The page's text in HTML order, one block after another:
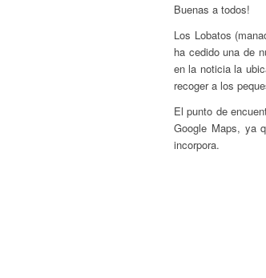
Buenas a todos!
Los Lobatos
ha cedido una de
en la noticia la
recoger a los
El punto de
Google Maps, ya
incorpora.